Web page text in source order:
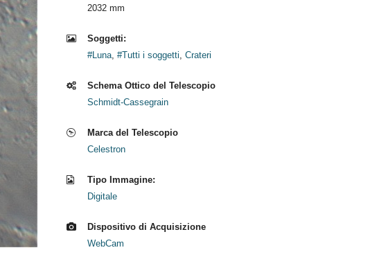
2032 mm
Soggetti:
#Luna, #Tutti i soggetti, Crateri
Schema Ottico del Telescopio
Schmidt-Cassegrain
Marca del Telescopio
Celestron
Tipo Immagine:
Digitale
Dispositivo di Acquisizione
WebCam